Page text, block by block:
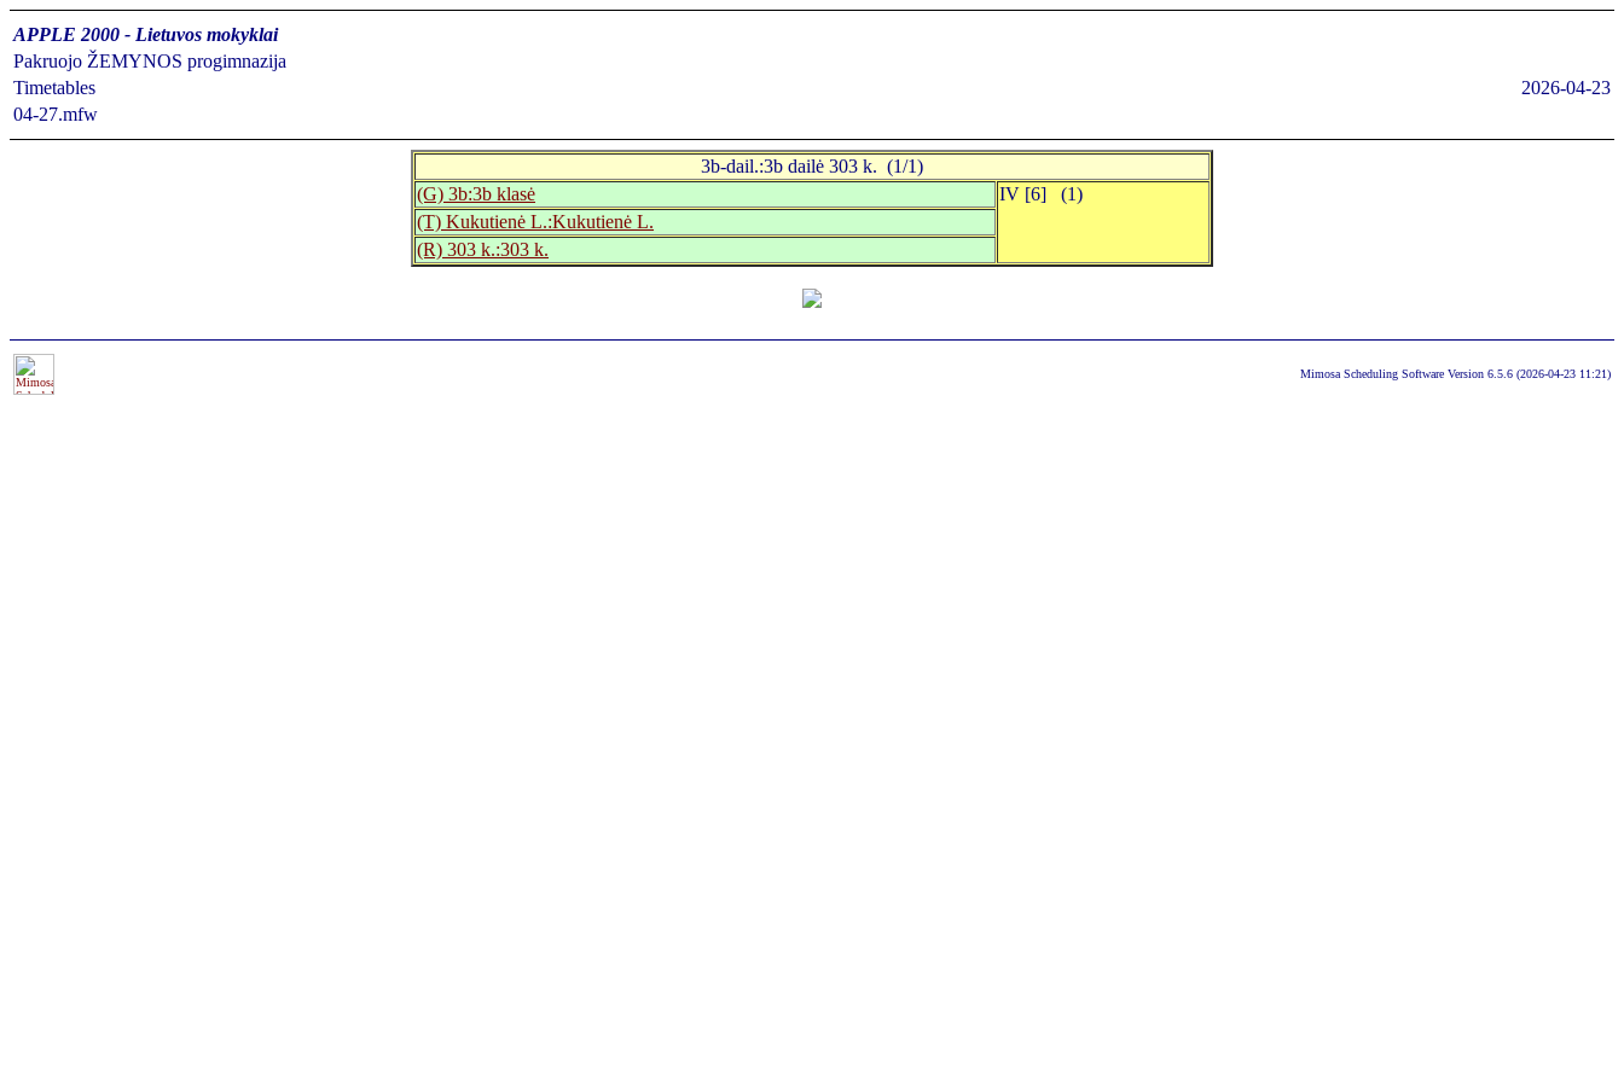
APPLE 2000 - Lietuvos mokyklai
Pakruojo ŽEMYNOS progimnazija
Timetables
2026-04-23
04-27.mfw
3b-dail.:3b dailė 303 k. (1/1)
(G) 3b:3b klasė
IV [6] (1)
(T) Kukutienė L.:Kukutienė L.
(R) 303 k.:303 k.
Mimosa Scheduling Software Version 6.5.6 (2026-04-23 11:21)